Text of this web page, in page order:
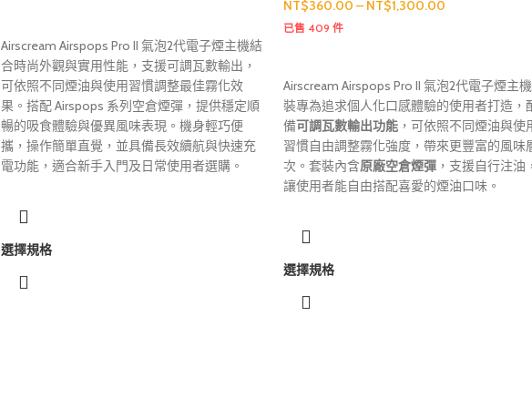
Airscream Airspops Pro II 氣泡2代電子煙主機結
合時尚外觀與實用性能，支援可調瓦數輸出，
可依照不同煙油與使用習慣調整最佳霧化效
果。搭配 Airspops 系列空倉煙彈，提供穩定順
暢的吸食體驗與優異風味表現。機身輕巧便
攜，操作簡單直覺，並具備長效續航與快速充
電功能，適合新手入門及日常使用者選購。
選擇規格
NT$360.00 – NT$1,300.00
已售 409 件
Airscream Airspops Pro II 氣泡2代電子煙主
裝專為追求個人化口感體驗的使用者打造，
備可調瓦數輸出功能，可依照不同煙油與使
習慣自由調整霧化強度，帶來更豐富的風味
次。套裝內含原廠空倉煙彈，支援自行注油
讓使用者能自由搭配喜愛的煙油口味。
選擇規格